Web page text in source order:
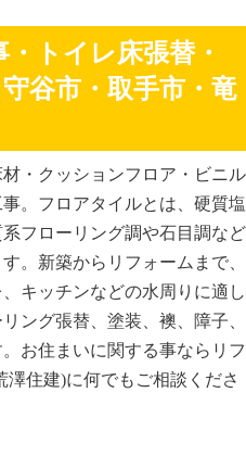
トイレ床張替・
谷市・取手市・竜
・クッションフロア・ビニ
。フロアタイルとは、硬質
フローリング調や石目調など
。新築からリフォームまで
キッチンなどの水周りに適
ング張替、塗装、襖、障子
お住まいに関する事ならリ
住建)に何でもご相談くださ